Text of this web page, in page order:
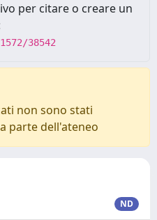
per citare o creare un
38542
non sono stati
parte dell'ateneo
ND